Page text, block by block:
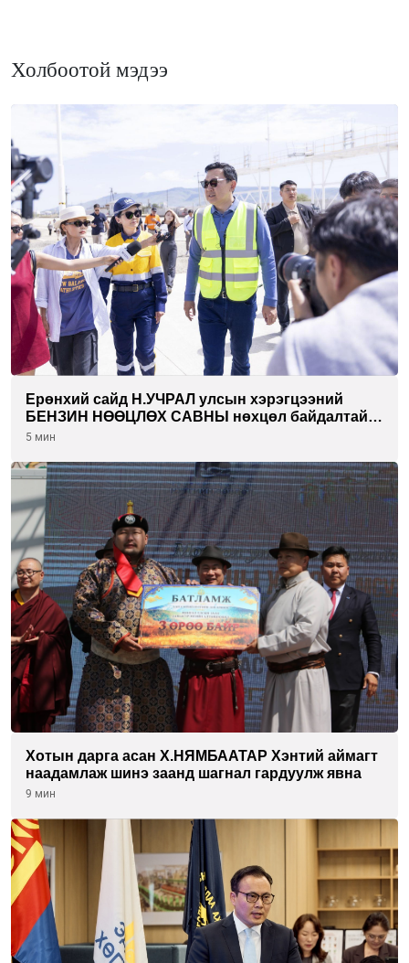
Холбоотой мэдээ
Ерөнхий сайд Н.УЧРАЛ улсын хэрэгцээний
БЕНЗИН НӨӨЦЛӨХ САВНЫ нөхцөл байдалтай
танилцлаа
5 мин
Хотын дарга асан Х.НЯМБААТАР Хэнтий аймагт
наадамлаж шинэ заанд шагнал гардуулж явна
9 мин